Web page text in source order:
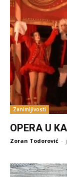
Zanimljivosti
OPERA U
Zoran Todorović -